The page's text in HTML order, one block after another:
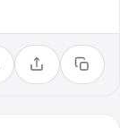
Compartilhar
Copiar